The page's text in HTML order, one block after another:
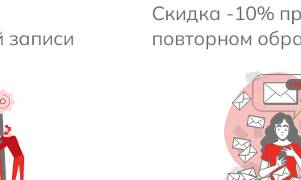
записи
Скидка -10%
повторном